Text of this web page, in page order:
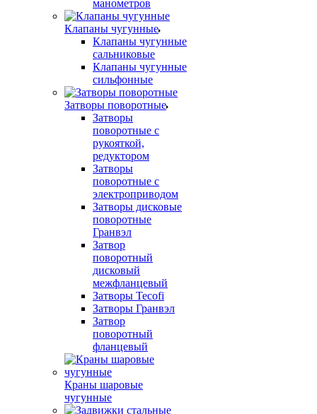
манометров
Клапаны чугунные
Клапаны чугунные
сальниковые
Клапаны чугунные
сильфонные
Затворы поворотные
Затворы
поворотные с
рукояткой,
редуктором
Затворы
поворотные с
электроприводом
Затворы дисковые
поворотные
Гранвэл
Затвор
поворотный
дисковый
межфланцевый
Затворы Tecofi
Затворы Гранвэл
Затвор
поворотный
фланцевый
Краны шаровые
чугунные